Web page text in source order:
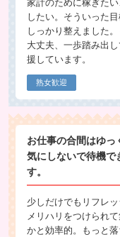
したい。そういった
しっかり整えました
大丈夫、一歩踏み出
援しています。
熟女歓迎
お仕事の合間はゆっ
気にしないで待機で
す。
少しだけでもリフレ
メリハリをつけられ
かと効率的。もっと